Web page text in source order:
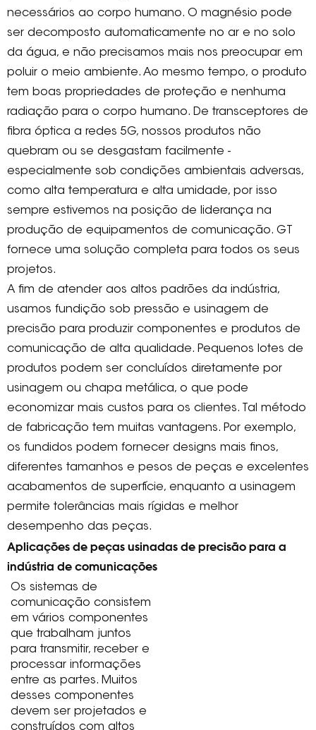
necessários ao corpo humano. O magnésio pode
ser decomposto automaticamente no ar e no solo
da água, e não precisamos mais nos preocupar em
poluir o meio ambiente. Ao mesmo tempo, o produto
tem boas propriedades de proteção e nenhuma
radiação para o corpo humano. De transceptores de
fibra óptica a redes 5G, nossos produtos não
quebram ou se desgastam facilmente -
especialmente sob condições ambientais adversas,
como alta temperatura e alta umidade, por isso
sempre estivemos na posição de liderança na
produção de equipamentos de comunicação. GT
fornece uma solução completa para todos os seus
projetos.
A fim de atender aos altos padrões da indústria,
usamos fundição sob pressão e usinagem de
precisão para produzir componentes e produtos de
comunicação de alta qualidade. Pequenos lotes de
produtos podem ser concluídos diretamente por
usinagem ou chapa metálica, o que pode
economizar mais custos para os clientes. Tal método
de fabricação tem muitas vantagens. Por exemplo,
os fundidos podem fornecer designs mais finos,
diferentes tamanhos e pesos de peças e excelentes
acabamentos de superfície, enquanto a usinagem
permite tolerâncias mais rígidas e melhor
desempenho das peças.
Aplicações de peças usinadas de precisão para a
indústria de comunicações
Os sistemas de
comunicação consistem
em vários componentes
que trabalham juntos
para transmitir, receber e
processar informações
entre as partes. Muitos
desses componentes
devem ser projetados e
construídos com altos